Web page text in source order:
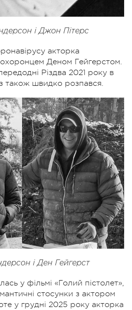
і Джон Пітерс
акторка
охоронцем Деном Гейгерстом.
Різдва 2021 року в
також швидко розпався.
і Ден Гейгерст
у фільмі «Голий пістолет»,
стосунки з актором
у грудні 2025 року акторка